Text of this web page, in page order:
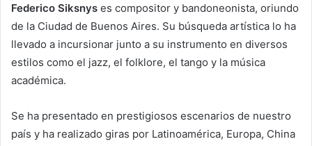
Federico Siksnys es compositor y bandoneonista, oriundo
de la Ciudad de Buenos Aires. Su búsqueda artística lo ha
llevado a incursionar junto a su instrumento en diversos
estilos como el jazz, el folklore, el tango y la música
académica.
Se ha presentado en prestigiosos escenarios de nuestro
país y ha realizado giras por Latinoamérica, Europa, China